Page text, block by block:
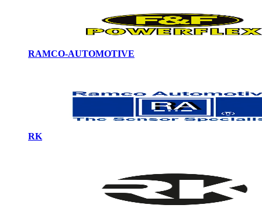
RAMCO-AUTOMOTIVE
RK